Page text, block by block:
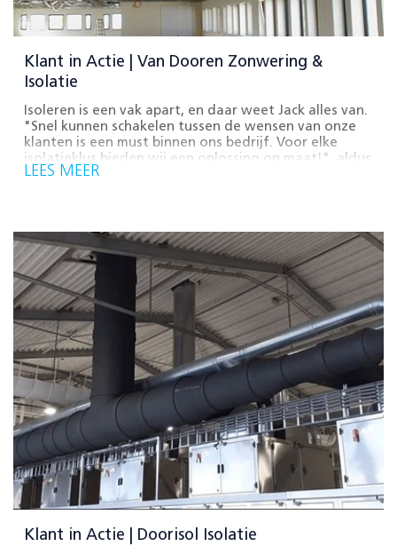
Klant in Actie | Van Dooren Zonwering &
Isolatie
Isoleren is een vak apart, en daar weet Jack alles van.
"Snel kunnen schakelen tussen de wensen van onze
klanten is een must binnen ons bedrijf. Voor elke
isolatieklus bieden wij een oplossing op maat!", aldus
eigenaar Jack van Dooren.
LEES MEER
Klant in Actie | Doorisol Isolatie